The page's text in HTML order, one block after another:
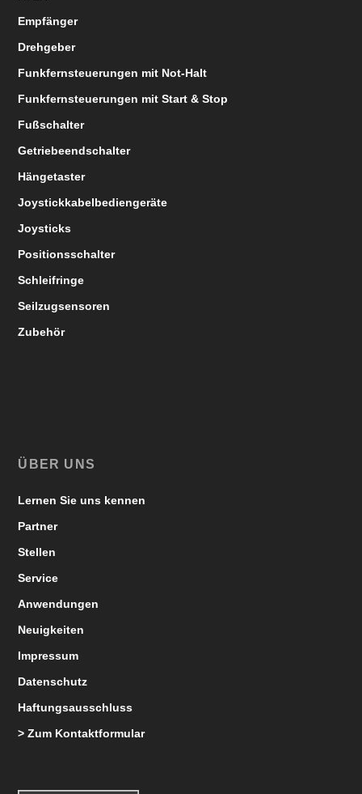
Empfänger
Drehgeber
Funkfernsteuerungen mit Not-Halt
Funkfernsteuerungen mit Start & Stop
Fußschalter
Getriebeendschalter
Hängetaster
Joystickkabelbediengeräte
Joysticks
Positionsschalter
Schleifringe
Seilzugsensoren
Zubehör
ÜBER UNS
Lernen Sie uns kennen
Partner
Stellen
Service
Anwendungen
Neuigkeiten
Impressum
Datenschutz
Haftungsausschluss
> Zum Kontaktformular